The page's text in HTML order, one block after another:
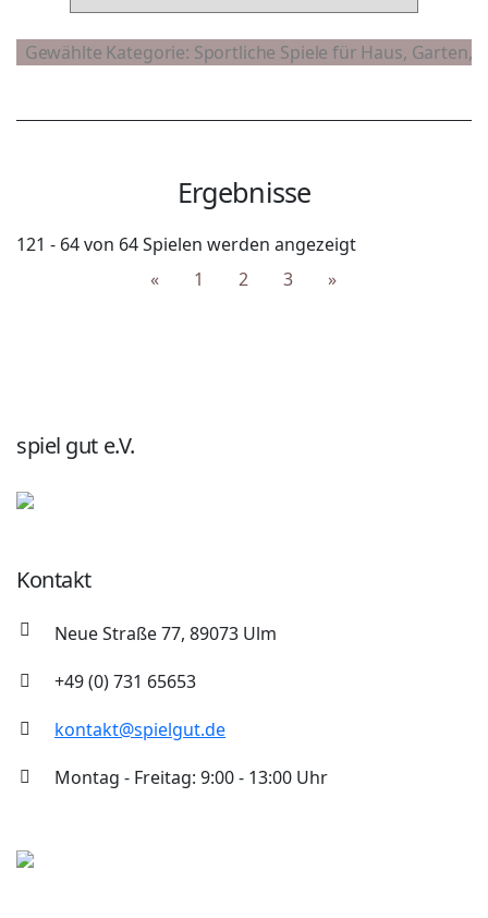
Ergebnisse
121 - 64 von 64 Spielen werden angezeigt
«
1 2 3 »
spiel gut e.V.
Kontakt
Neue Straße 77, 89073 Ulm
+49 (0) 731 65653
kontakt@spielgut.de
Montag - Freitag: 9:00 - 13:00 Uhr